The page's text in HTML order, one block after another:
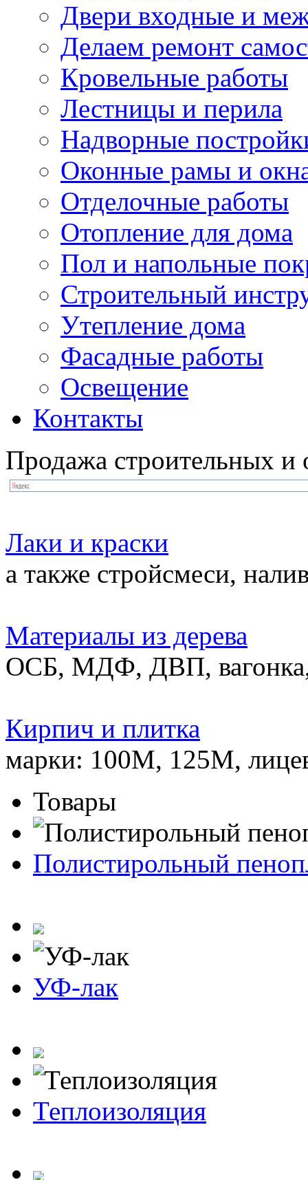
Двери входные и
Делаем ремонт
Кровельные работы
Лестницы и перила
Надворные
Оконные рамы и
Отделочные работы
Отопление для дома
Пол и напольные
Строительный
Утепление дома
Фасадные работы
Освещение
Контакты
Продажа строительных и
Лаки и краски
а также стройсмеси,
Материалы из дерева
ОСБ, МДФ, ДВП,
Кирпич и плитка
марки: 100М, 125М,
Товары
Полистирольный
УФ-лак
Теплоизоляция